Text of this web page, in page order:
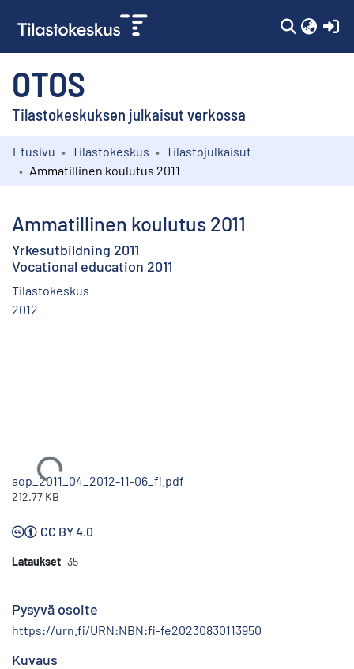
OTOS
Tilastokeskuksen julkaisut verkossa
Kokoelmat
Etusivu Tilastokeskus
Tilastojulkaisut
Ammatillinen koulutus 2011
Ammatillinen koulutus 2011
Yrkesutbildning 2011
Vocational education 2011
Tilastokeskus
2012
Ladataan...
aop_2011_04_2012-11-06_fi.pdf
212.77 KB
CC BY 4.0
Lataukset 35
Pysyvä osoite
https://urn.fi/URN:NBN:fi-fe20230830113950
Kuvaus